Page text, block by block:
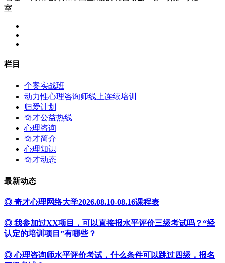
室
栏目
个案实战班
动力性心理咨询师线上连续培训
归爱计划
奇才公益热线
心理咨询
奇才简介
心理知识
奇才动态
最新动态
◎ 奇才心理网络大学2026.08.10-08.16课程表
◎ 我参加过XX项目，可以直接报水平评价三级考试吗？“经
认定的培训项目”有哪些？
◎ 心理咨询师水平评价考试，什么条件可以跳过四级，报名